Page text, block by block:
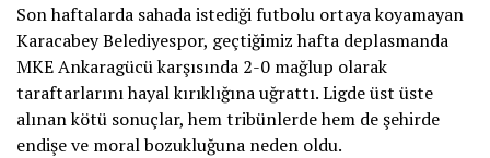
Son haftalarda sahada istediği futbolu ortaya koyamayan
Karacabey Belediyespor, geçtiğimiz hafta deplasmanda
MKE Ankaragücü karşısında 2-0 mağlup olarak
taraftarlarını hayal kırıklığına uğrattı. Ligde üst üste
alınan kötü sonuçlar, hem tribünlerde hem de şehirde
endişe ve moral bozukluğuna neden oldu.